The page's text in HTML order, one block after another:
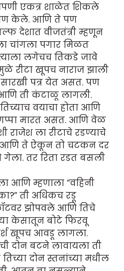
एकत्र शाळेत शिकले
पण केले. आणि ते पण
देशात वीजतंत्री म्हणून
चांगला पगार मिळत
लगेचच तिकडे जावे
रीटा खूपच नाराज झाली
सारखी पत्र येत असत. पण
ती कंटाळू लागली.
वयाचा होता आणि
गप्पा मारत असत. आणि वेळ
राजेश ला रीटाचे रडण्याचे
ते ऐकून तो चटकन दर
तर रिता रडत बसली
आणि म्हणाला “वहिनी
ती अधिकच रडू
झोपवले आणि तिचे
केसातून बोटे फिरवू
खूपच आवडू लागला.
दोन बटने लावायला ती
दोन स्तनांच्या मधील